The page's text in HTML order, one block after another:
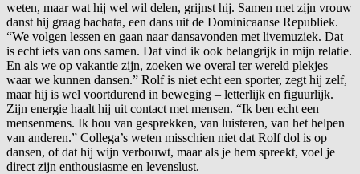
weten, maar wat hij wel wil delen, grijnst hij. Samen met zijn vrouw
danst hij graag bachata, een dans uit de Dominicaanse Republiek.
“We volgen lessen en gaan naar dansavonden met livemuziek. Dat
is echt iets van ons samen. Dat vind ik ook belangrijk in mijn relatie.
En als we op vakantie zijn, zoeken we overal ter wereld plekjes
waar we kunnen dansen.” Rolf is niet echt een sporter, zegt hij zelf,
maar hij is wel voortdurend in beweging – letterlijk en figuurlijk.
Zijn energie haalt hij uit contact met mensen. “Ik ben echt een
mensenmens. Ik hou van gesprekken, van luisteren, van het helpen
van anderen.” Collega’s weten misschien niet dat Rolf dol is op
dansen, of dat hij wijn verbouwt, maar als je hem spreekt, voel je
direct zijn enthousiasme en levenslust.